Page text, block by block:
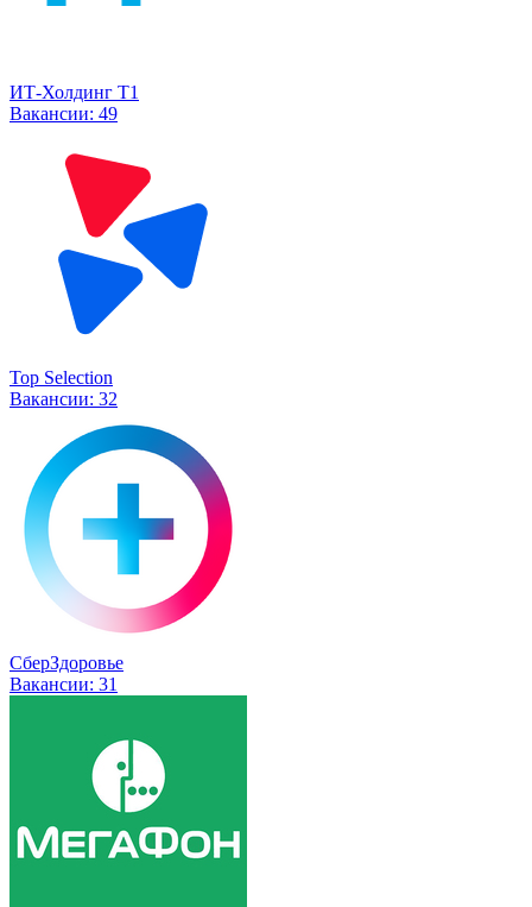
ИТ-Холдинг Т1
Вакансии: 49
Top Selection
Вакансии: 32
СберЗдоровье
Вакансии: 31